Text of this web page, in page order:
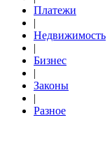
Платежи
|
Недвижимость
|
Бизнес
|
Законы
|
Разное